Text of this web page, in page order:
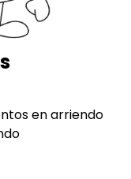
en arriendo